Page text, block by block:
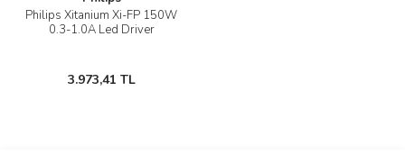
Philips Xitanium Xi-FP 150W
0.3-1.0A Led Driver
3.973,41 TL